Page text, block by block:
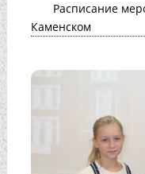
Расписание
Каменском